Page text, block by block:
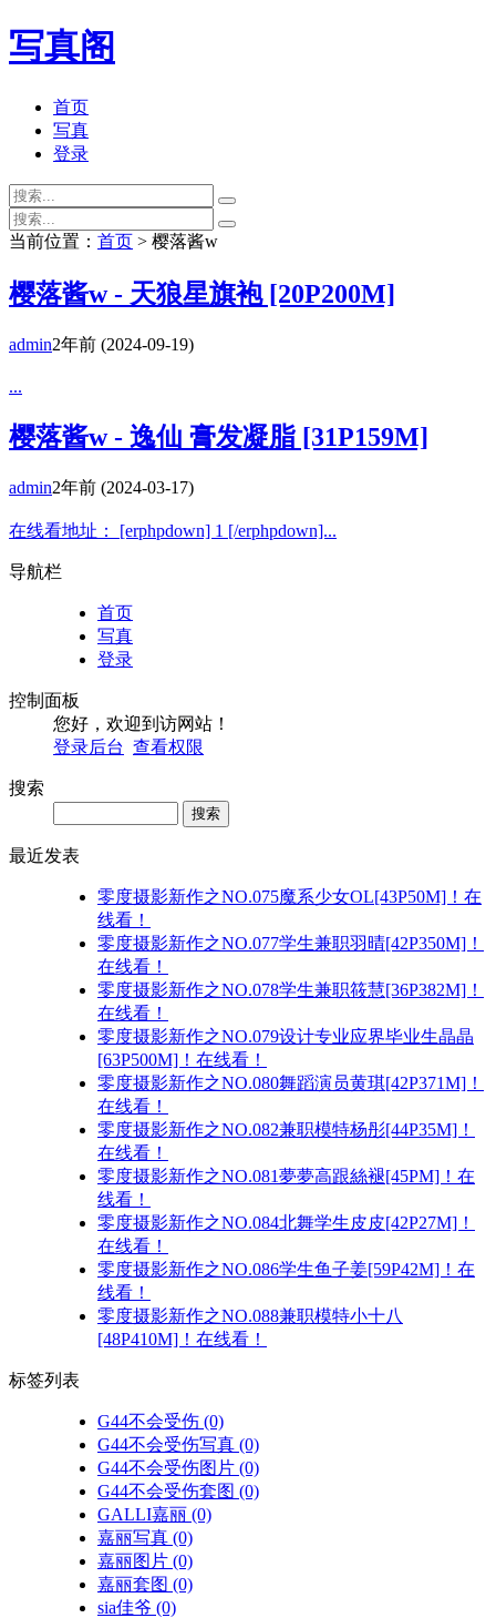
写真阁
首页
写真
登录
当前位置： 首页 > 樱落酱w
樱落酱w - 天狼星旗袍 [20P200M]
admin2年前 (2024-09-19)
...
樱落酱w - 逸仙 膏发凝脂 [31P159M]
admin2年前 (2024-03-17)
在线看地址： [erphpdown] 1 [/erphpdown]...
导航栏
首页
写真
登录
控制面板
您好，欢迎到访网站！
登录后台 查看权限
搜索
最近发表
零度摄影新作之NO.075魔系少女OL[43P50M]！在
线看！
零度摄影新作之NO.077学生兼职羽晴[42P350M]！
在线看！
零度摄影新作之NO.078学生兼职筱慧[36P382M]！
在线看！
零度摄影新作之NO.079设计专业应界毕业生晶晶
[63P500M]！在线看！
零度摄影新作之NO.080舞蹈演员黄琪[42P371M]！
在线看！
零度摄影新作之NO.082兼职模特杨彤[44P35M]！
在线看！
零度摄影新作之NO.081夢夢高跟絲褪[45PM]！在
线看！
零度摄影新作之NO.084北舞学生皮皮[42P27M]！
在线看！
零度摄影新作之NO.086学生鱼子姜[59P42M]！在
线看！
零度摄影新作之NO.088兼职模特小十八
[48P410M]！在线看！
标签列表
G44不会受伤 (0)
G44不会受伤写真 (0)
G44不会受伤图片 (0)
G44不会受伤套图 (0)
GALLI嘉丽 (0)
嘉丽写真 (0)
嘉丽图片 (0)
嘉丽套图 (0)
sia佳爷 (0)